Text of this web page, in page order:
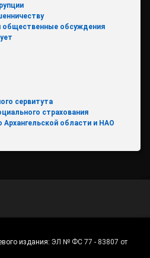
общественные обсуждения
сервитута
страхования
Архангельской области и НАО
издания: ЭЛ № ФС 77 - 83807 от